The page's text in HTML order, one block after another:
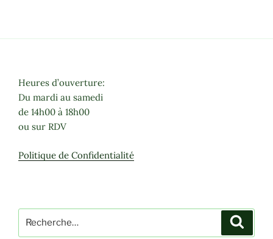
Heures d’ouverture:
Du mardi au samedi
de 14h00 à 18h00
ou sur RDV
Politique de Confidentialité
pour